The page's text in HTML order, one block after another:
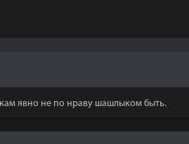
явно не по нраву шашлыком быть.